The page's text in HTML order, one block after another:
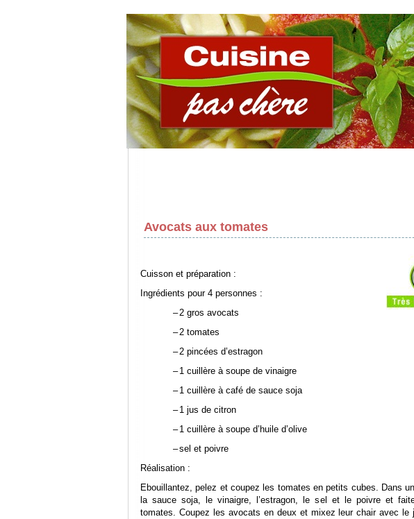
Avocats aux tomates
Cuisson et préparation :
Ingrédients pour 4 personnes :
–2 gros avocats
–2 tomates
–2 pincées d’estragon
– 1 cuillère à soupe de vinaigre
– 1 cuillère à café de sauce soja
– 1 jus de citron
– 1 cuillère à soupe d’huile d’olive
–sel et poivre
Réalisation :
Ebouillantez, pelez et coupez les tomates en petits cubes. Dans
la sauce soja, le vinaigre, l’estragon, le sel et le poivre et
tomates. Coupez les avocats en deux et mixez leur chair avec le